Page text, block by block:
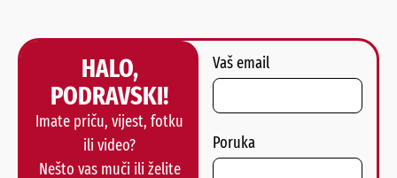
HALO,
PODRAVSKI!
Imate priču, vijest, fotku
ili video?
Nešto vas muči ili želite
Vaš email
Poruka